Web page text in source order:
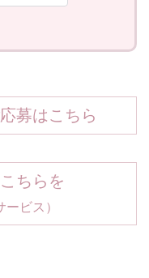
募はこちら
ちらを
ビス）